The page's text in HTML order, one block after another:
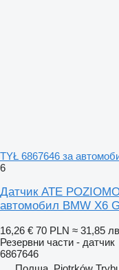
TYŁ 6867646 за
6
Датчик ATE
автомобил BMW X6
16,26 € 70 PLN ≈ 31,85
Резервни части - датчик
6867646